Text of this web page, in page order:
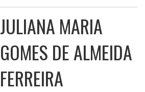
JULIANA MARIA
GOMES DE ALMEIDA
FERREIRA